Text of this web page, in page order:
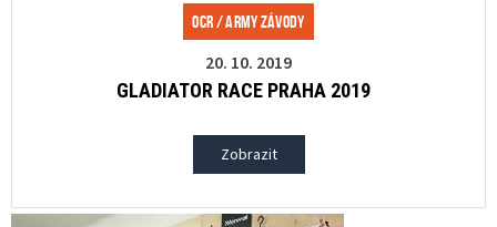
OCR / Army závody
20. 10. 2019
GLADIATOR RACE PRAHA 2019
Zobrazit